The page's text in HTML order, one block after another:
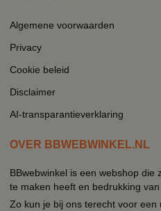
Algemene voorwaarden
Privacy
Cookie beleid
Disclaimer
AI-transparantieverklaring
OVER BBWEBWINKEL.NL
BBwebwinkel is een webshop die
te maken heeft en bedrukking
Zo kun je bij ons terecht voor een